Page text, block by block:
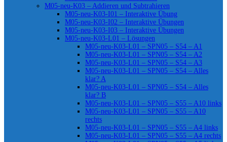
M05-neu-K03 – Addieren und Subtrahieren
M05-neu-K03-I01 – Interaktive Übung
M05-neu-K03-I02 – Interaktive Übungen
M05-neu-K03-I03 – Interaktive Übungen
M05-neu-K03-L01 – Lösungen
M05-neu-K03-L01 – SPN05 – S54 – A1
M05-neu-K03-L01 – SPN05 – S54 – A2
M05-neu-K03-L01 – SPN05 – S54 – A3
M05-neu-K03-L01 – SPN05 – S54 – Alles
klar? A
M05-neu-K03-L01 – SPN05 – S54 – Alles
klar? B
M05-neu-K03-L01 – SPN05 – S55 – A10 links
M05-neu-K03-L01 – SPN05 – S55 – A10
rechts
M05-neu-K03-L01 – SPN05 – S55 – A4 links
M05-neu-K03-L01 – SPN05 – S55 – A4 rechts